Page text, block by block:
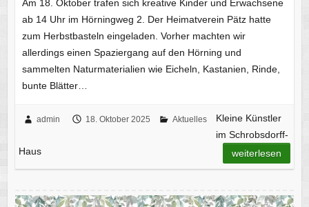
Am 18. Oktober trafen sich kreative Kinder und Erwachsene
ab 14 Uhr im Hörningweg 2. Der Heimatverein Pätz hatte
zum Herbstbasteln eingeladen. Vorher machten wir
allerdings einen Spaziergang auf den Hörning und
sammelten Naturmaterialien wie Eicheln, Kastanien, Rinde,
bunte Blätter…
admin 18. Oktober 2025 Aktuelles
Kleine Künstler
im Schrobsdorff-
Haus
weiterlesen